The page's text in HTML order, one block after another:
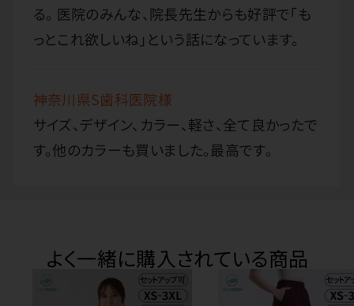
る。 医院のみんな、院長先生からも好評で「も
っとこれ欲しいね」という話になっています。
神奈川県S歯科医院様
サイズ、デザイン、カラー、軽さ、全て良かったで
す。他のカラーも買いました。最高です。
よく一緒に購入されている商品